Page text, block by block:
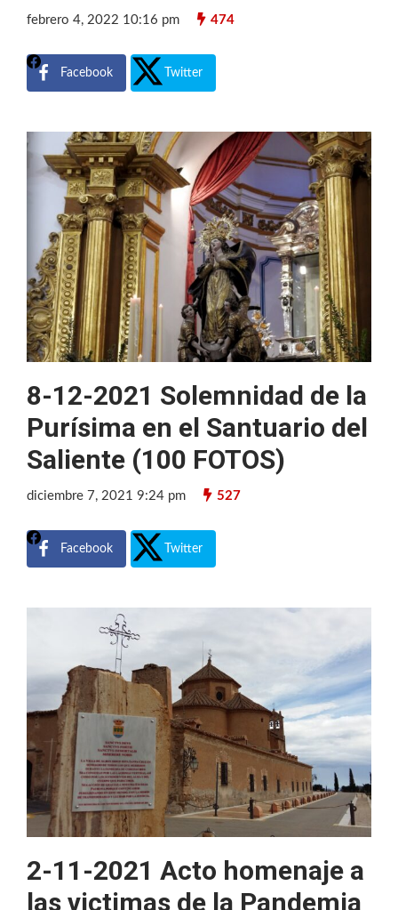
febrero 4, 2022 10:16 pm 474
Facebook Twitter
8-12-2021 Solemnidad de la
Purísima en el Santuario del
Saliente (100 FOTOS)
diciembre 7, 2021 9:24 pm 527
Facebook Twitter
2-11-2021 Acto homenaje a
las victimas de la Pandemia